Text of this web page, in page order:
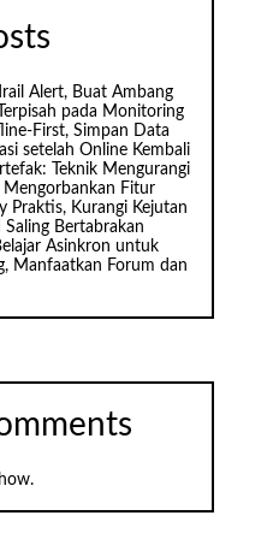
Alert, Buat Ambang
pada Monitoring
First, Simpan Data
setelah Online Kembali
Teknik Mengurangi
Mengorbankan Fitur
Praktis, Kurangi Kejutan
Bertabrakan
Asinkron untuk
Manfaatkan Forum dan